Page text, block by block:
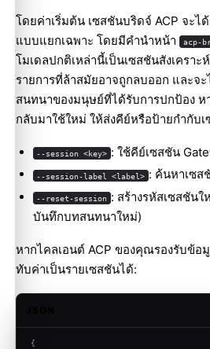
โดยค่าเริ่มต้น เซสชันบริดจ์ ACP จะไ
แบบแยกเฉพาะ โดยมีคำนำหน้า
acp-
โมเดลปกติเหล่านี้เป็นเซสชันสังเคราะ
รายการที่ล้าสมัยอาจถูกลบออก และจ
สนทนาของมนุษย์ที่ได้รับการปกป้อง ห
กลับมาใช้ใหม่ ให้ส่งคีย์หรือป้ายกำกับ
--session <key> : ใช้คีย์เซสชัน
--session-label <label> : ค้นหาเซส
--reset-session : สร้างรหัสเซสชัน
บันทึกบทสนทนาใหม่)
หากไคลเอนต์ ACP ของคุณรองรับข้อ
ทับค่าเป็นรายเซสชันได้:
{